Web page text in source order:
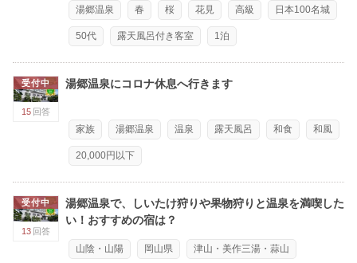
湯郷温泉 春 桜 花見 高級 日本100名城
50代 露天風呂付き客室 1泊
受付中
15 回答
湯郷温泉にコロナ休息へ行きます
家族 湯郷温泉 温泉 露天風呂 和食 和風
20,000円以下
受付中
13 回答
湯郷温泉で、しいたけ狩りや果物狩りと温泉を満喫した
い！おすすめの宿は？
山陰・山陽 岡山県 津山・美作三湯・蒜山